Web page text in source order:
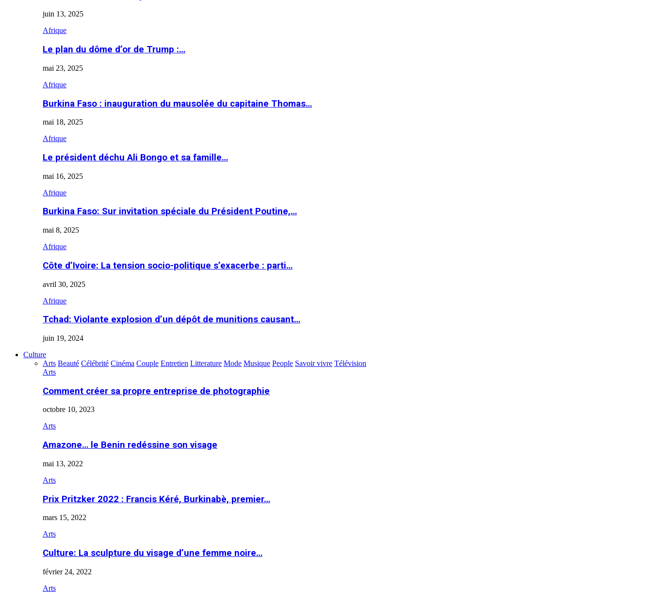
juin 13, 2025
Afrique
Le plan du dôme d’or de Trump :…
mai 23, 2025
Afrique
Burkina Faso : inauguration du mausolée du capitaine Thomas…
mai 18, 2025
Afrique
Le président déchu Ali Bongo et sa famille…
mai 16, 2025
Afrique
Burkina Faso: Sur invitation spéciale du Président Poutine,…
mai 8, 2025
Afrique
Côte d’Ivoire: La tension socio-politique s’exacerbe : parti…
avril 30, 2025
Afrique
Tchad: Violante explosion d’un dépôt de munitions causant…
juin 19, 2024
Culture
Arts Beauté Célébrité Cinéma Couple Entretien Litterature Mode Musique People Savoir vivre Télévision
Arts
Comment créer sa propre entreprise de photographie
octobre 10, 2023
Arts
Amazone… le Benin redéssine son visage
mai 13, 2022
Arts
Prix Pritzker 2022 : Francis Kéré, Burkinabè, premier…
mars 15, 2022
Arts
Culture: La sculpture du visage d’une femme noire…
février 24, 2022
Arts